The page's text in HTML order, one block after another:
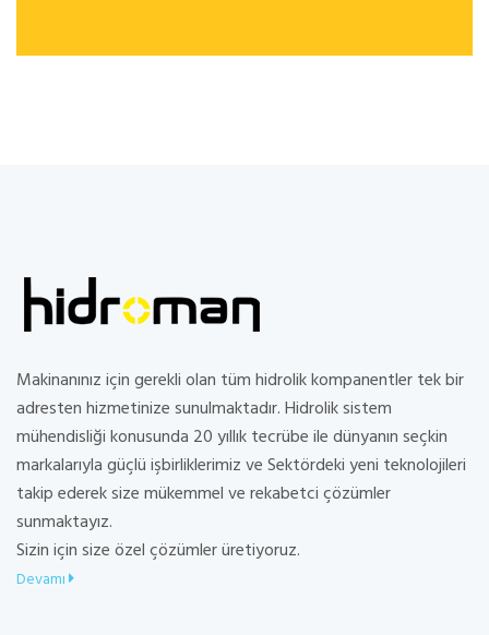
Makinanınız için gerekli olan tüm hidrolik kompanentler tek bir
adresten hizmetinize sunulmaktadır. Hidrolik sistem
mühendisliği konusunda 20 yıllık tecrübe ile dünyanın seçkin
markalarıyla güçlü işbirliklerimiz ve Sektördeki yeni teknolojileri
takip ederek size mükemmel ve rekabetci çözümler
sunmaktayız.
Sizin için size özel çözümler üretiyoruz.
Devamı